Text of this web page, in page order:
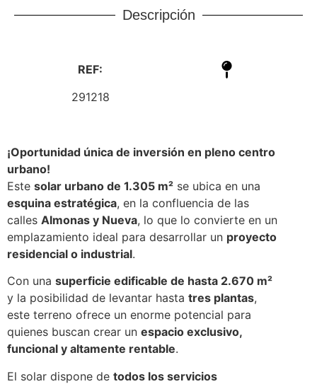
Descripción
REF:
291218
¡Oportunidad única de inversión en pleno centro
urbano!
Este solar urbano de 1.305 m² se ubica en una
esquina estratégica, en la confluencia de las
calles Almonas y Nueva, lo que lo convierte en un
emplazamiento ideal para desarrollar un proyecto
residencial o industrial.
Con una superficie edificable de hasta 2.670 m²
y la posibilidad de levantar hasta tres plantas,
este terreno ofrece un enorme potencial para
quienes buscan crear un espacio exclusivo,
funcional y altamente rentable.
El solar dispone de todos los servicios